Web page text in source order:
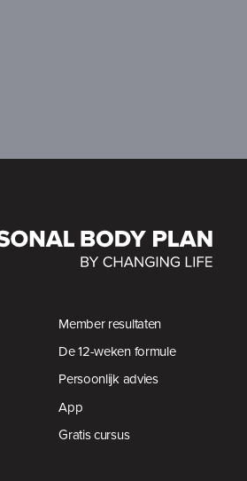
Member resultaten
De 12-weken formule
Persoonlijk advies
App
Gratis cursus